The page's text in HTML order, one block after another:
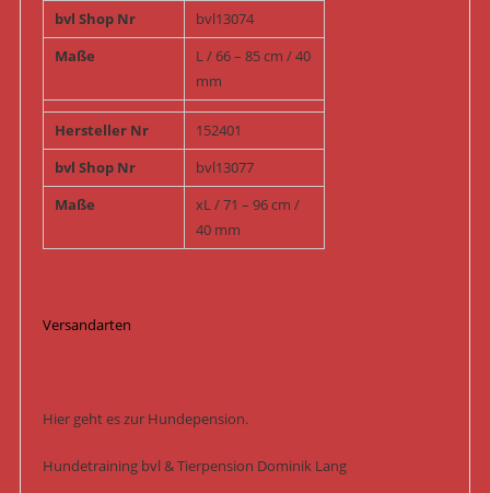
bvl Shop Nr
bvl13074
Maße
L / 66 – 85 cm / 40
mm
Hersteller Nr
152401
bvl Shop Nr
bvl13077
Maße
xL / 71 – 96 cm /
40 mm
Versandarten
Hier geht es zur Hundepension.
Hundetraining bvl & Tierpension Dominik Lang